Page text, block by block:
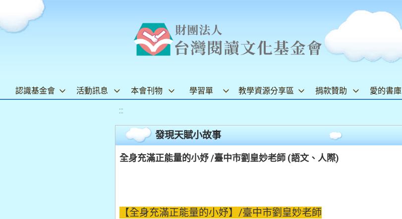
認識基金會 活動訊息 本會刊物 學習單 教學資源分享區 捐款贊助 愛的書庫
:::
發現天賦小故事
全身充滿正能量的小妤 /臺中市劉皇妙老師 (語文、人際)
【全身充滿正能量的小妤】/臺中市劉皇妙老師